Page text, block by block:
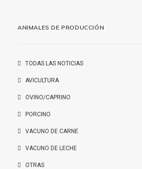
ANIMALES DE PRODUCCIÓN
TODAS LAS NOTICIAS
AVICULTURA
OVINO/CAPRINO
PORCINO
VACUNO DE CARNE
VACUNO DE LECHE
OTRAS